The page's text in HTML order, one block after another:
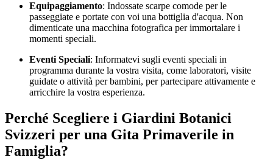
Equipaggiamento: Indossate scarpe comode per le
passeggiate e portate con voi una bottiglia d'acqua. Non
dimenticate una macchina fotografica per immortalare i
momenti speciali.
Eventi Speciali: Informatevi sugli eventi speciali in
programma durante la vostra visita, come laboratori, visite
guidate o attività per bambini, per partecipare attivamente e
arricchire la vostra esperienza.
Perché Scegliere i Giardini Botanici
Svizzeri per una Gita Primaverile in
Famiglia?